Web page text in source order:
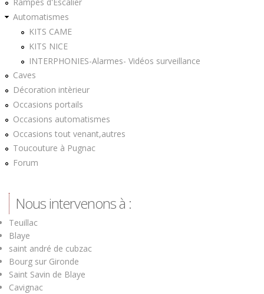
Rampes d'Escalier
Automatismes
KITS CAME
KITS NICE
INTERPHONIES-Alarmes- Vidéos surveillance
Caves
Décoration intèrieur
Occasions portails
Occasions automatismes
Occasions tout venant,autres
Toucouture à Pugnac
Forum
Nous intervenons à :
Teuillac
Blaye
saint andré de cubzac
Bourg sur Gironde
Saint Savin de Blaye
Cavignac